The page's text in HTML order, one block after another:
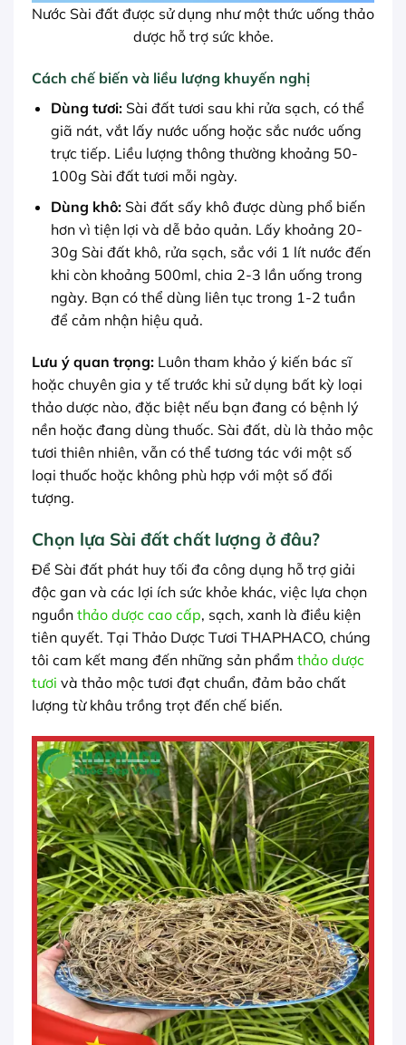
Nước Sài đất được sử dụng như một thức uống thảo
dược hỗ trợ sức khỏe.
Cách chế biến và liều lượng khuyến nghị
Dùng tươi:Sài đất tươi sau khi rửa sạch, có thể
giã nát, vắt lấy nước uống hoặc sắc nước uống
trực tiếp. Liều lượng thông thường khoảng 50-
100g Sài đất tươi mỗi ngày.
Dùng khô:Sài đất sấy khô được dùng phổ biến
hơn vì tiện lợi và dễ bảo quản. Lấy khoảng 20-
30g Sài đất khô, rửa sạch, sắc với 1 lít nước đến
khi còn khoảng 500ml, chia 2-3 lần uống trong
ngày. Bạn có thể dùng liên tục trong 1-2 tuần
để cảm nhận hiệu quả.
Lưu ý quan trọng: Luôn tham khảo ý kiến bác sĩ
hoặc chuyên gia y tế trước khi sử dụng bất kỳ loại
thảo dược nào, đặc biệt nếu bạn đang có bệnh lý
nền hoặc đang dùng thuốc. Sài đất, dù là thảo mộc
tươi thiên nhiên, vẫn có thể tương tác với một số
loại thuốc hoặc không phù hợp với một số đối
tượng.
Chọn lựa Sài đất chất lượng ở đâu?
Để Sài đất phát huy tối đa công dụng hỗ trợ giải
độc gan và các lợi ích sức khỏe khác, việc lựa chọn
nguồn thảo dược cao cấp, sạch, xanh là điều kiện
tiên quyết. Tại Thảo Dược Tươi THAPHACO, chúng
tôi cam kết mang đến những sản phẩm thảo dược
tươi và thảo mộc tươi đạt chuẩn, đảm bảo chất
lượng từ khâu trồng trọt đến chế biến.